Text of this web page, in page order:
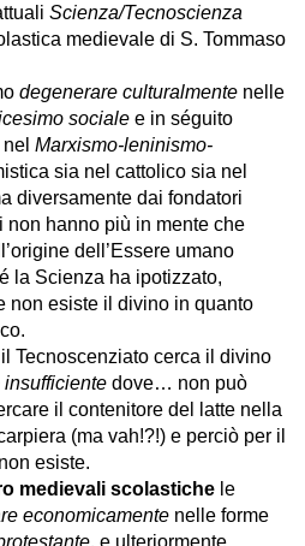
Scienza/Tecnoscienza
medievale di S. Tommaso
degenerare culturalmente nelle
sociale e in séguito
nel Marxismo-leninismo-
sia nel cattolico sia nel
diversamente dai fondatori
hanno più in mente che
dell’Essere umano
la Scienza ha ipotizzato,
non esiste il divino in quanto
Tecnoscenziato cerca il divino
dove… non può
il contenitore del latte nella
(ma vah!?!) e perciò per il
esiste.
medievali scolastiche le
economicamente nelle forme
, e ulteriormente